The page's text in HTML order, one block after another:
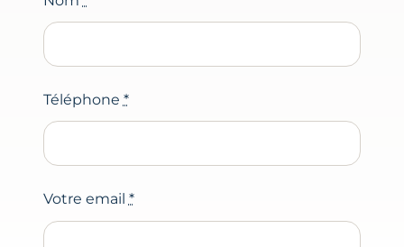
Téléphone *
Votre email *